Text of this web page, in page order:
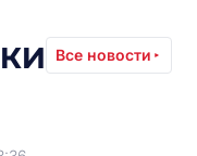
Все новости